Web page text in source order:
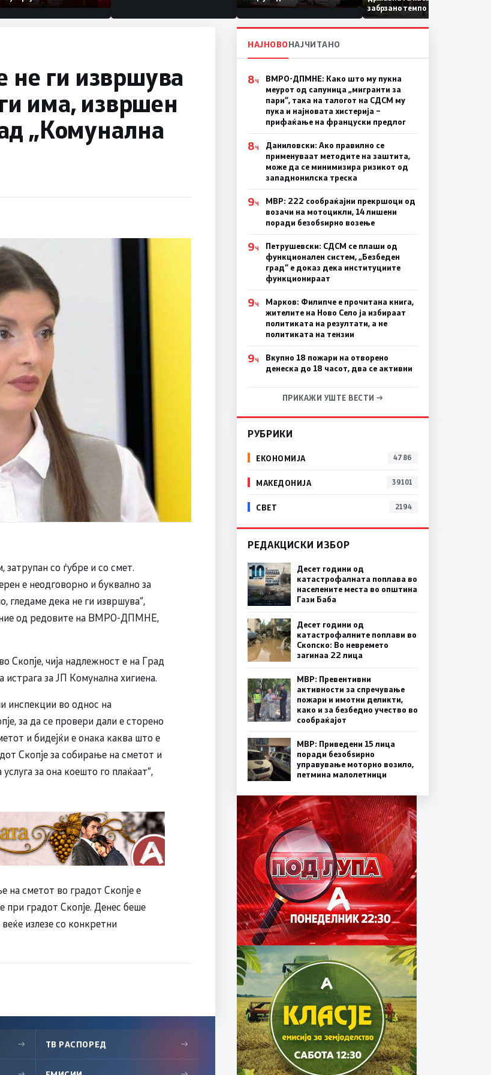
Коридор 8, Македонија
станува раскрсница на
Балканот
забрзано темпо
не ги извршува
има, извршен
„Комунална
со ѓубре и со смет.
е неодговорно и буквално за
гледаме дека не ги извршува“,
од редовите на ВМРО-ДПМНЕ,
Скопје, чија надлежност е на Град
за ЈП Комунална хигиена.
инспекции во однос на
за да се провери дали е сторено
и бидејќи е онака каква што е
Скопје за собирање на сметот и
за она коешто го плаќаат“,
на сметот во градот Скопје е
при градот Скопје. Денес беше
излезе со конкретни
→ ТВ РАСПОРЕД →
НАЈНОВОНАЈЧИТАНО
8Ч
ВМРО-ДПМНЕ: Како што му пукна
меурот од сапуница „мигранти за
пари“, така на талогот на СДСМ му
пука и најновата хистерија –
прифаќање на француски предлог
8Ч
Даниловски: Ако правилно се
применуваат методите на заштита,
може да се минимизира ризикот од
западнонилска треска
9Ч
МВР: 222 сообраќајни прекршоци од
возачи на мотоцикли, 14 лишени
поради безобѕирно возење
9Ч
Петрушевски: СДСМ се плаши од
функционален систем, „Безбеден
град“ е доказ дека институциите
функционираат
9Ч
Марков: Филипче е прочитана книга,
жителите на Ново Село ја избираат
политиката на резултати, а не
политиката на тензии
9Ч
Вкупно 18 пожари на отворено
денеска до 18 часот, два се активни
ПРИКАЖИ УШТЕ ВЕСТИ →
РУБРИКИ
ЕКОНОМИЈА 4786
МАКЕДОНИЈА 39101
СВЕТ 2194
РЕДАКЦИСКИ ИЗБОР
Десет години од
катастрофалната поплава во
населените места во општина
Гази Баба
Десет години од
катастрофалните поплави во
Скопско: Во невремето
загинаа 22 лица
МВР: Превентивни
активности за спречување
пожари и имотни деликти,
како и за безбедно учество во
сообраќајот
МВР: Приведени 15 лица
поради безобѕирно
управување моторно возило,
петмина малолетници